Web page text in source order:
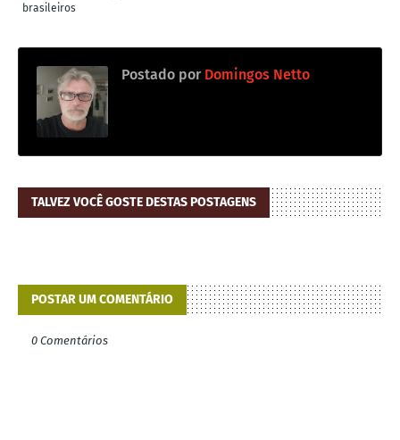
brasileiros
Postado por Domingos Netto
TALVEZ VOCÊ GOSTE DESTAS POSTAGENS
POSTAR UM COMENTÁRIO
0 Comentários